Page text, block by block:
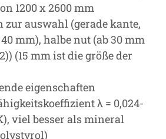
1200 x 2600 mm
zur auswahl (gerade kante,
mm), halbe nut (ab 30 mm
(15 mm ist die größe der
eigenschaften
λ = 0,024-
viel besser als mineral